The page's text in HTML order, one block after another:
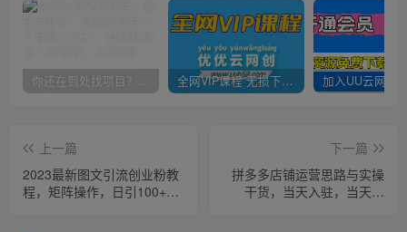
你还在到处找项目？还在当韭菜？我靠卖项目一个月收入5万+，曾经我也是个失败者。 全网VIP课程 无损下载~
上一篇
2023最新图文引流创业粉教
程，矩阵操作，日引100+精
下一篇
拼多多店铺运营思路与实操
干货，当天入驻，当天开